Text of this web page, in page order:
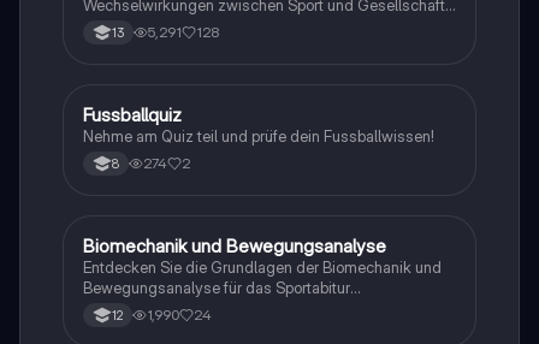
Wechselwirkungen zwischen Sport und Gesellschaft,
einschließlich der Themen Bewegungslehre, Doping,
Trainingslehre und deren gesellschaftliche
Kommerzialisierung, Trendsportarten und die
gesundheitlichen sowie sozialen Implikationen des
Sports ab.
13 5,291 128
FSport
Fussballquiz
Nehme am Quiz teil und prüfe dein Fussballwissen!
8 274 2
Sport
Biomechanik und Bewegungsanalyse
Entdecken Sie die Grundlagen der Biomechanik und
Bewegungsanalyse für das Sportabitur
Niedersachsen 2024. Dieser Lernzettel behandelt die
Phasenmodelle von Meinel/Schnabel und Göhner,
12 1,990 24